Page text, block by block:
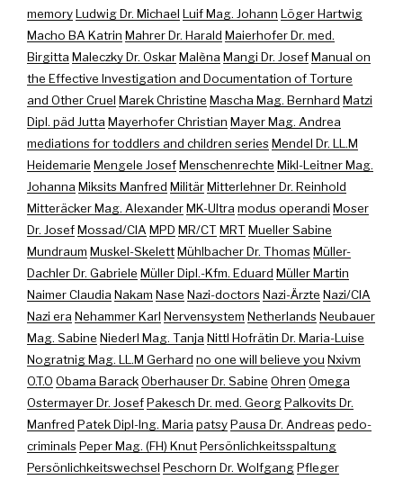
memoryLudwig Dr. Michael Luif Mag. Johann Löger Hartwig
Macho BA Katrin Mahrer Dr. Harald Maierhofer Dr. med.
Birgitta Maleczky Dr. OskarMalèna Mangi Dr. JosefManual on
the Effective Investigation and Documentation of Torture
and Other Cruel Marek Christine Mascha Mag. Bernhard Matzi
Dipl. päd Jutta Mayerhofer Christian Mayer Mag. Andrea
mediations for toddlers and children seriesMendel Dr. LL.M
Heidemarie Mengele JosefMenschenrechte Mikl-Leitner Mag.
Johanna Miksits Manfred MilitärMitterlehner Dr. Reinhold
Mitteräcker Mag. AlexanderMK-Ultra modus operandi Moser
Dr. JosefMossad/CIA MPD MR/CT MRT Mueller Sabine
Mundraum Muskel-SkelettMühlbacher Dr. ThomasMüller-
Dachler Dr. Gabriele Müller Dipl.-Kfm. Eduard Müller Martin
Naimer Claudia Nakam Nase Nazi-doctorsNazi-Ärzte Nazi/CIA
Nazi era Nehammer Karl Nervensystem NetherlandsNeubauer
Mag. Sabine Niederl Mag. Tanja Nittl Hofrätin Dr. Maria-Luise
Nogratnig Mag. LL.M Gerhard no one will believe you Nxivm
O.T.O Obama BarackOberhauser Dr. Sabine Ohren Omega
Ostermayer Dr. JosefPakesch Dr. med. GeorgPalkovits Dr.
Manfred Patek Dipl-Ing. Maria patsyPausa Dr. Andreaspedo-
criminalsPeper Mag. (FH) KnutPersönlichkeitsspaltung
Persönlichkeitswechsel Peschorn Dr. WolfgangPfleger